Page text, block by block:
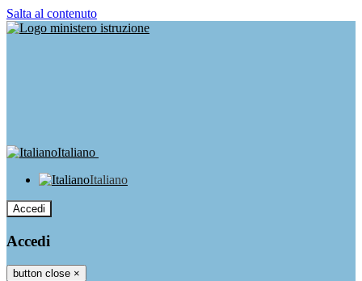
Salta al contenuto
Italiano
Italiano
Accedi
Accedi
button close ×